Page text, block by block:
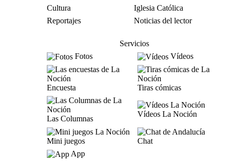
Cultura
Iglesia Católica
Reportajes
Noticias del lector
Servicios
Fotos
Vídeos
Encuesta Tiras cómicas
Las Columnas
Vídeos La Noción
Mini juegos
Chat
App